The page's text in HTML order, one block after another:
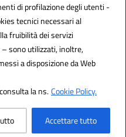
di profilazione degli utenti -
tecnici necessari al
fruibilità dei servizi
sono utilizzati, inoltre,
a disposizione da Web
la ns.Cookie Policy.
Accettare tutto
3D Solution S.r.l.
Designers Italia